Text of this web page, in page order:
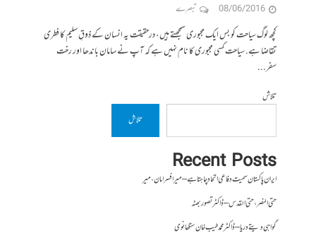
08/06/2016 تبصرے
کچھ لوگ سیاحت کو بس ایک مجبوری سمجھتے ہیں، درحقیقت یہ انسان کے ذوقِ سلیم کا فطری
تقاضا ہے. سیاحت کسی مجبوری کا نام نہیں ہے کہ آپ نے سامان باندھا اور رخت
سفر...
تلاش
تلاش
Recent Posts
ایران پاکستان سمیت دفاعی اتحاد چاہتا ہے – میر افسر امان،میر
حتی النصر ، حتی القدس – ڈاکٹر تصور بھٹہ
گواہی دیتے دریا – ڈاکٹر محمد طیب خان سنگھانوی